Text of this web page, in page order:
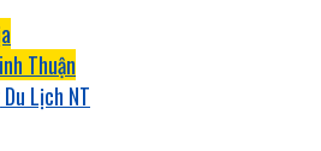
Thuận
Lịch NT